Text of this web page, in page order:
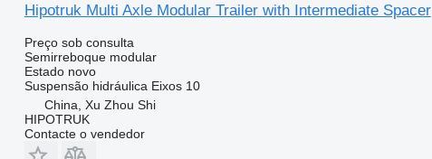
Hipotruk Multi Axle Modular Trailer with Intermediate Spacer
Preço sob consulta
Semirreboque modular
Estadonovo
Suspensão hidráulica Eixos 10
China, Xu Zhou Shi
HIPOTRUK
Contacte o vendedor